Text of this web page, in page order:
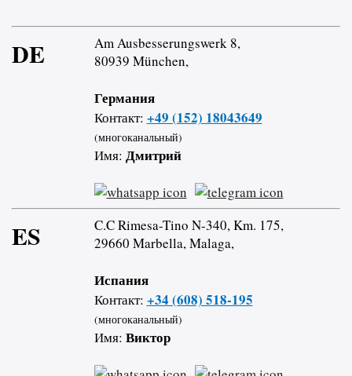
DE
Am Ausbesserungswerk 8,
80939 München,
Германия
Контакт: +49 (152) 18043649
(многоканальный)
Имя: Дмитрий
ES
C.C Rimesa-Tino N-340, Km. 175,
29660 Marbella, Malaga,
Испания
Контакт: +34 (608) 518-195
(многоканальный)
Имя: Виктор